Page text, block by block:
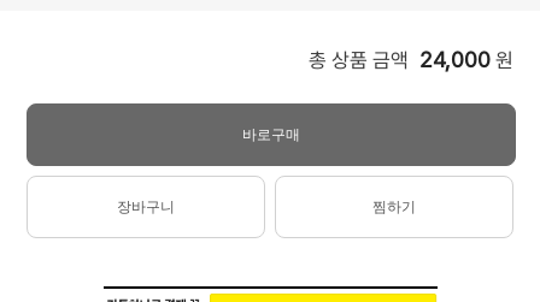
총 상품 금액 24,000 원
바로구매
장바구니 찜하기